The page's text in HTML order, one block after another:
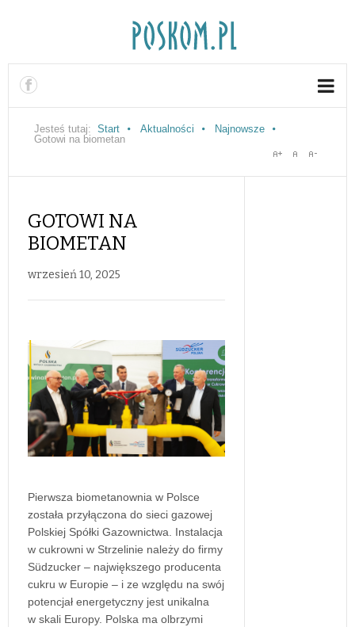
Jesteś tutaj: Start Aktualności
Najnowsze
Gotowi na biometan
GOTOWI NA
BIOMETAN
wrzesień 10, 2025
Pierwsza biometanownia w Polsce
została przyłączona do sieci gazowej
Polskiej Spółki Gazownictwa. Instalacja
w cukrowni w Strzelinie należy do firmy
Südzucker – największego producenta
cukru w Europie – i ze względu na swój
potencjał energetyczny jest unikalna
w skali Europy. Polska ma olbrzymi